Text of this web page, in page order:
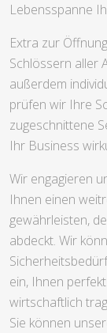
Lebensspanne
Extra zur
Schlössern aller
außerdem
prüfen wir Ihre
zugeschnittene
Ihr Business
Wir engagieren
Ihnen einen
gewährleisten,
abdeckt. Wir
ein, Ihnen
wirtschaftlich
Sie können